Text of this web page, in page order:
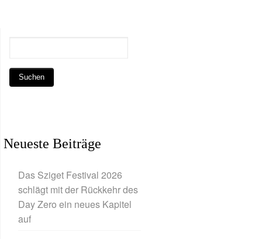
Neueste Beiträge
Das Sziget Festival 2026
schlägt mit der Rückkehr des
Day Zero ein neues Kapitel
auf